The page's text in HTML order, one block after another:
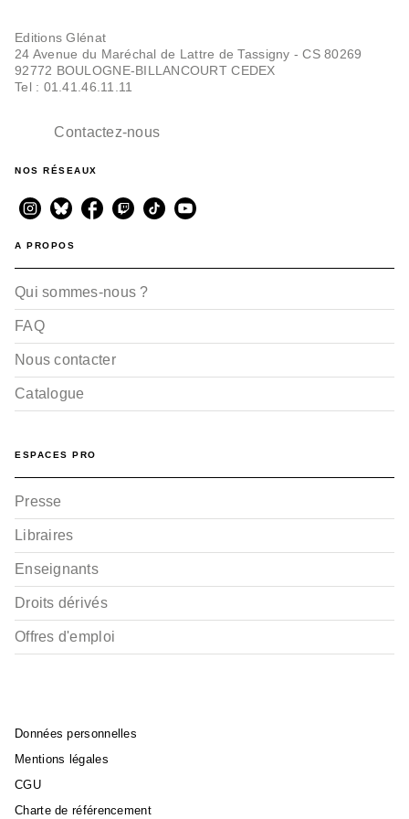
SCIENCE-FICTION
Le Dernier écrivain -
Editions Glénat
24 Avenue du Maréchal de Lattre de Tassigny - CS 80269
92772 BOULOGNE-BILLANCOURT CEDEX
Tel : 01.41.46.11.11
Contactez-nous
NOS RÉSEAUX
A PROPOS
Qui sommes-nous ?
FAQ
Nous contacter
Catalogue
ESPACES PRO
Presse
Libraires
Enseignants
Droits dérivés
Offres d'emploi
Données personnelles
Mentions légales
CGU
Charte de référencement